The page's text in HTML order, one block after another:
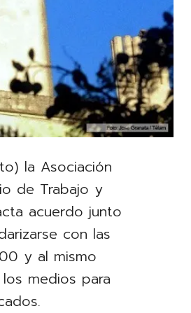
la Asociación
de Trabajo y
acuerdo junto
con las
y al mismo
medios para